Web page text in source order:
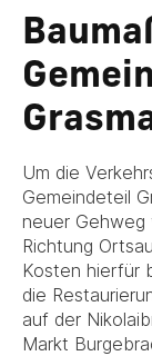
Um die
Gemeindeteil
neuer
Richtung
Kosten hierfür
die
auf der
Markt